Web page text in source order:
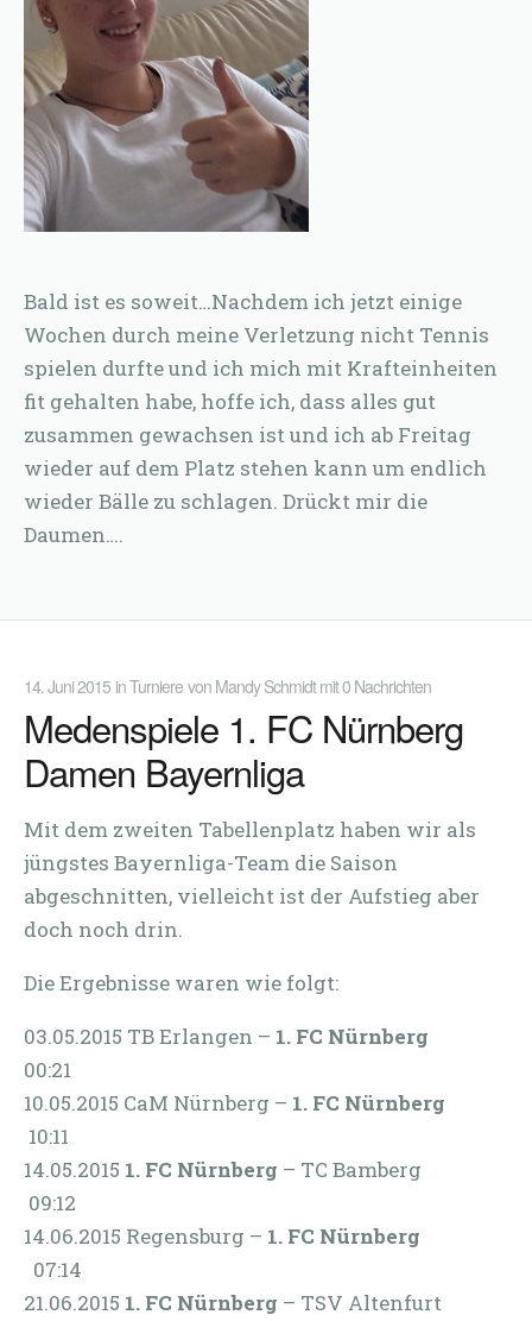
Bald ist es soweit…Nachdem ich jetzt einige
Wochen durch meine Verletzung nicht Tennis
spielen durfte und ich mich mit Krafteinheiten
fit gehalten habe, hoffe ich, dass alles gut
zusammen gewachsen ist und ich ab Freitag
wieder auf dem Platz stehen kann um endlich
wieder Bälle zu schlagen. Drückt mir die
Daumen….
14. Juni 2015 inTurniere von Mandy Schmidt mit0 Nachrichten
Medenspiele 1. FC Nürnberg
Damen Bayernliga
Mit dem zweiten Tabellenplatz haben wir als
jüngstes Bayernliga-Team die Saison
abgeschnitten, vielleicht ist der Aufstieg aber
doch noch drin.
Die Ergebnisse waren wie folgt:
03.05.2015 TB Erlangen – 1. FC Nürnberg
00:21
10.05.2015 CaM Nürnberg – 1. FC Nürnberg
10:11
14.05.2015 1. FC Nürnberg – TC Bamberg
09:12
14.06.2015 Regensburg – 1. FC Nürnberg
07:14
21.06.2015 1. FC Nürnberg – TSV Altenfurt